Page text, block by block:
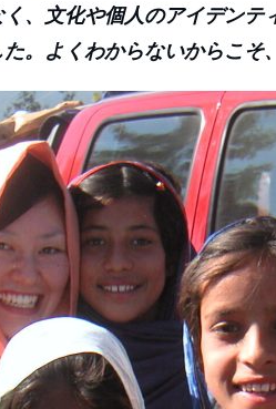
、文化や個人のアイデン
。よくわからないからこそ